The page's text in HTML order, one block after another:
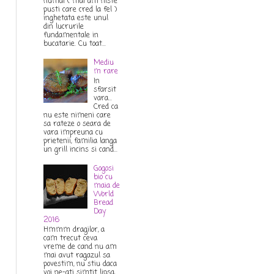
pusti care cred la fel )
inghetata este unul
din lucrurile
fundamentale in
bucatarie. Cu toat...
Mediu
m rare
In
sfarsit
vara...
Cred ca
nu este nimeni care
sa rateze o seara de
vara impreuna cu
prietenii, familia langa
un grill incins si cand...
Gogosi
bio cu
maia de
World
Bread
Day
2016
Hmmm dragilor, a
cam trecut ceva
vreme de cand nu am
mai avut ragazul sa
povestim, nu stiu daca